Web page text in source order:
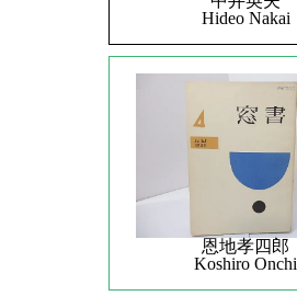
Hideo Nakai
恩地孝四郎
Koshiro Onchi